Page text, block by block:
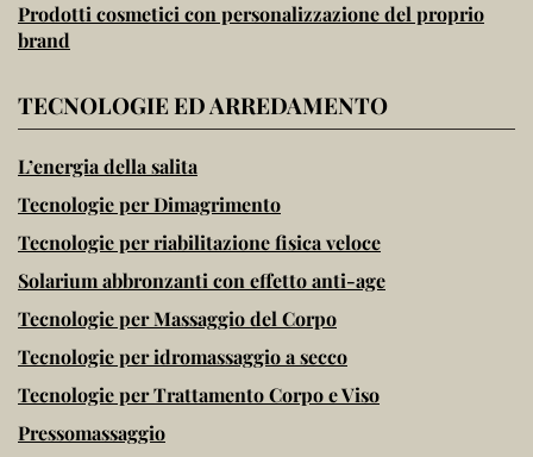
Prodotti cosmetici con personalizzazione del proprio
brand
TECNOLOGIE ED ARREDAMENTO
L’energia della salita
Tecnologie per Dimagrimento
Tecnologie per riabilitazione fisica veloce
Solarium abbronzanti con effetto anti-age
Tecnologie per Massaggio del Corpo
Tecnologie per idromassaggio a secco
Tecnologie per Trattamento Corpo e Viso
Pressomassaggio